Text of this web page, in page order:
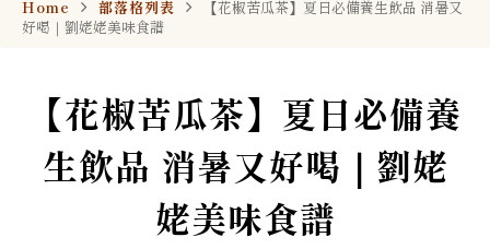
新客限定！$399免運體驗組，超值入手價，熱門產品一次打包帶
Home 部落格列表
【花椒苦瓜茶】夏日必備養生飲品 消暑又
好喝｜劉姥姥美味食譜
【花椒苦瓜茶】夏日必備養
生飲品 消暑又好喝｜劉姥
姥美味食譜